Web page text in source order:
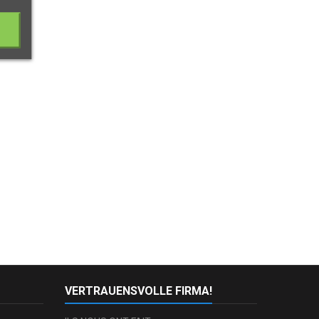
VERTRAUENSVOLLE FIRMA!